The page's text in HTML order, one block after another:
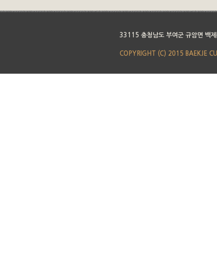
33115 충청남도 부여군 규암면 백
COPYRIGHT (C) 2015 BAEKJE